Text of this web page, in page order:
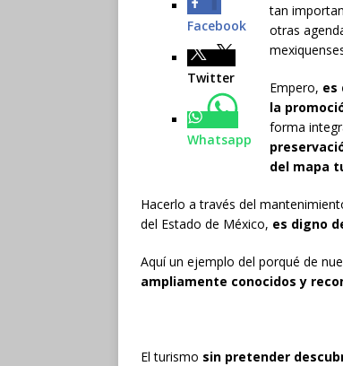
Facebook
Twitter
Whatsapp
tan
otras
Empero, es
la
forma
del mapa
Hacerlo a través del
del Estado de México, es digno
Aquí un ejemplo del porqué de
ampliamente conocidos y
El turismo sin pretender